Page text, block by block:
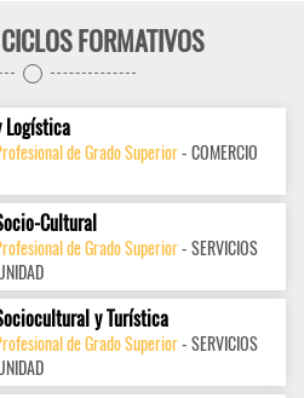
FORMATIVOS
Logística
de Grado Superior- COMERCIO
Cultural
de Grado Superior- SERVICIOS
y Turística
de Grado Superior- SERVICIOS